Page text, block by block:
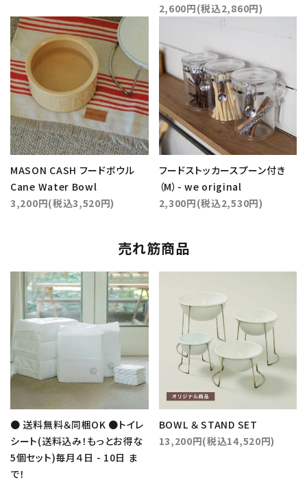
2,600円(税込2,860円)
MASON CASH フードボウル
Cane Water Bowl
3,200円(税込3,520円)
フードストッカースプーン付き
（M）- we original
2,300円(税込2,530円)
売れ筋商品
● 送料無料＆同梱OK ●トイレ
シート(送料込み！もっとお得な
5個セット)毎月４日 - 10日 ま
で！
BOWL ＆ STAND SET
13,200円(税込14,520円)